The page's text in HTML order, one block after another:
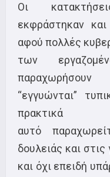
Οι
εκφράστηκαν
αφού πολλές
των
“εγγυώνται”
αυτό
δουλειάς και στις
και όχι επειδή